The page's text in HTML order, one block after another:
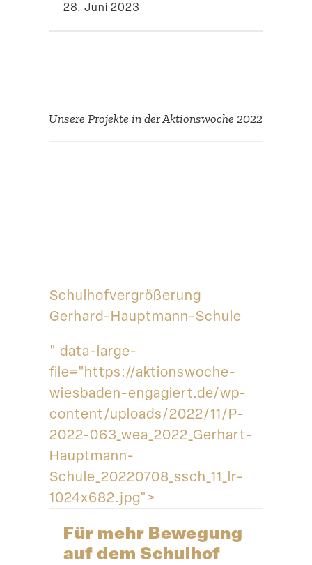
28. Juni 2023
Unsere Projekte in der Aktions­woche 2022
Schulhofvergrößerung
Gerhard-Hauptmann-Schule
" data-large-
file="https://aktionswoche-
wiesbaden-engagiert.de/wp-
content/uploads/2022/11/P-
2022-063_wea_2022_Gerhart-
Hauptmann-
Schule_20220708_ssch_11_lr-
1024x682.jpg">
Für mehr Bewegung
auf dem Schulhof